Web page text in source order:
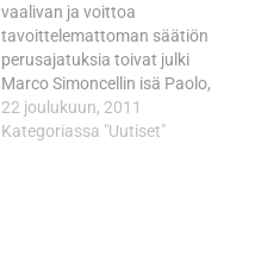
vaalivan ja voittoa
tavoittelemattoman säätiön
perusajatuksia toivat julki
Marco Simoncellin isä Paolo,
äiti Rossella, sisar Martina ja
tyttöystävä Kate. - Olemme
22 joulukuun, 2011
Kategoriassa "Uutiset"